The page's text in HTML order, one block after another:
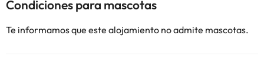
Condiciones para mascotas
Te informamos que este alojamiento no admite mascotas.